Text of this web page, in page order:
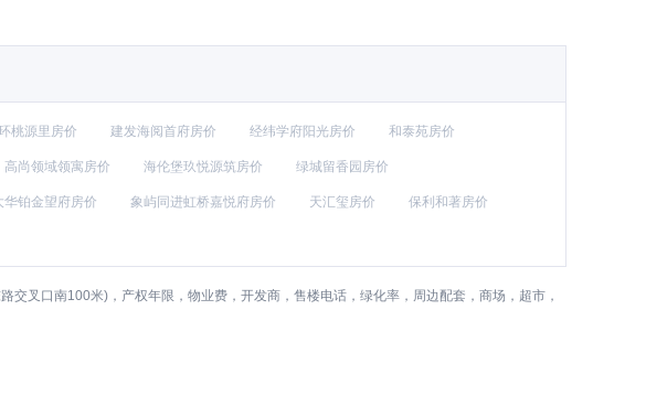
桃源里房价 建发海阅首府房价 经纬学府阳光房价 和泰苑房价
高尚领域领寓房价 海伦堡玖悦源筑房价 绿城留香园房价
华铂金望府房价 象屿同进虹桥嘉悦府房价 天汇玺房价 保利和著房价
叉口南100米)，产权年限，物业费，开发商，售楼电话，绿化率，周边配套，商场，超市，